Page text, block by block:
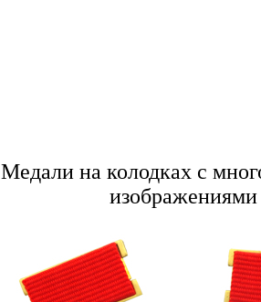
Медали на колодках с
изображениями